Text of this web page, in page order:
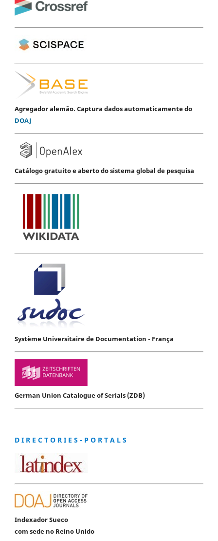
Agregador alemão. Captura dados automaticamente do
DOAJ
Catálogo gratuito e aberto do sistema global de pesquisa
Système Universitaire de Documentation - França
German Union Catalogue of Serials (ZDB)
D I R E C T O R I E S - P O R T A L S
Indexador Sueco
com sede no Reino Unido